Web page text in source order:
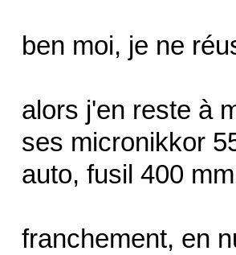
ben moi, je ne
alors j'en reste à
ses micronikkor
auto, fusil 400
franchement, en